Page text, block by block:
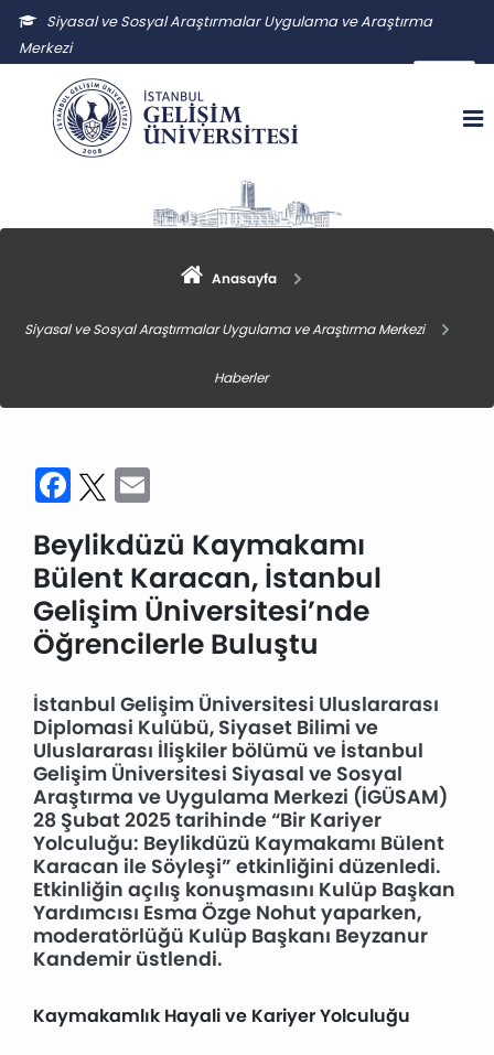
Siyasal ve Sosyal Araştırmalar Uygulama ve Araştırma
Merkezi
ssauam@gelisim.edu.tr
Anasayfa
Siyasal ve Sosyal Araştırmalar Uygulama ve Araştırma Merkezi
Haberler
Facebook
Twitter
Beylikdüzü Kaymakamı
Bülent Karacan, İstanbul
Gelişim Üniversitesi’nde
Öğrencilerle Buluştu
İstanbul Gelişim Üniversitesi Uluslararası
Diplomasi Kulübü, Siyaset Bilimi ve
Uluslararası İlişkiler bölümü ve İstanbul
Gelişim Üniversitesi Siyasal ve Sosyal
Araştırma ve Uygulama Merkezi (İGÜSAM)
28 Şubat 2025 tarihinde “Bir Kariyer
Yolculuğu: Beylikdüzü Kaymakamı Bülent
Karacan ile Söyleşi” etkinliğini düzenledi.
Etkinliğin açılış konuşmasını Kulüp Başkan
Yardımcısı Esma Özge Nohut yaparken,
moderatörlüğü Kulüp Başkanı Beyzanur
Kandemir üstlendi.
Kaymakamlık Hayali ve Kariyer Yolculuğu